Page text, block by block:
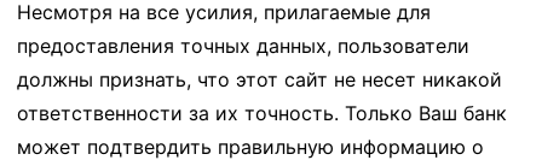
Несмотря на все усилия, прилагаемые для
предоставления точных данных, пользователи
должны признать, что этот сайт не несет никакой
ответственности за их точность. Только Ваш банк
может подтвердить правильную информацию о